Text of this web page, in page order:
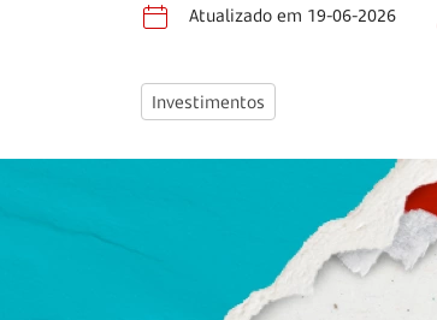
Atualizado em 19-06-2026
Investimentos